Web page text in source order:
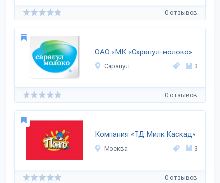
0 отзывов
ОАО «МК «Сарапул-молоко»
Сарапул 3
0 отзывов
Компания «ТД Милк Каскад»
Москва 3
0 отзывов